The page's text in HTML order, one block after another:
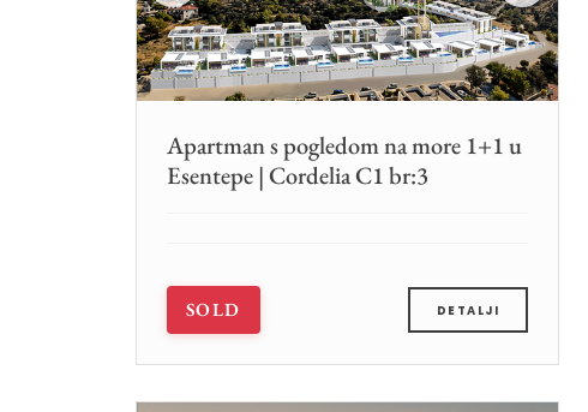
Apartman s pogledom na more 1+1 u
Esentepe | Cordelia C1 br:3
SOLD DETALJI